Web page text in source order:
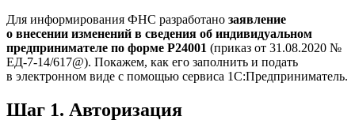
Для информирования ФНС разработано заявление
о внесении изменений в сведения об индивидуальном
предпринимателе по форме Р24001 (приказ от 31.08.2020 №
ЕД-7-14/617@). Покажем, как его заполнить и подать
в электронном виде с помощью сервиса 1С:Предприниматель.
Шаг 1. Авторизация